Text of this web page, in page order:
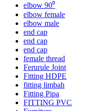
elbow 90⁰
elbow female
elbow male
end cap
end cap
end cap
female thread
Ferurule Joint
Fitting HDPE
fitting limbah
Fitting Pipa
FITTING PVC